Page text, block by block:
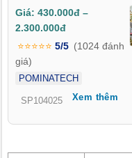
Nếu bạn đang sinh sống
An, Tân Bình, Tân Đông
hay An Bình, thì việc
mắt, hiện đại và khoa
gây ấn tượng và xây
gợi ý cho bạn những xu
pháp chọn kệ trưng bày
Giá: 430.000đ –
2.300.000đ
⭐⭐⭐⭐⭐ 5/5 (1024 đánh
giá)
POMINATECH
SP104025 Xem thêm